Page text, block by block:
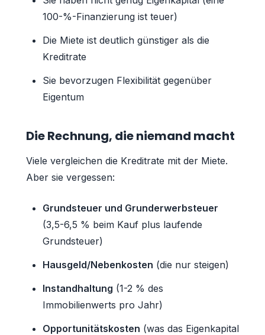
100-%-Finanzierung ist teuer)
Die Miete ist deutlich günstiger als die
Kreditrate
Sie bevorzugen Flexibilität gegenüber
Eigentum
Die Rechnung, die niemand macht
Viele vergleichen die Kreditrate mit der Miete.
Aber sie vergessen:
Grundsteuer und Grunderwerbsteuer
(3,5-6,5 % beim Kauf plus laufende
Grundsteuer)
Hausgeld/Nebenkosten (die nur steigen)
Instandhaltung (1-2 % des
Immobilienwerts pro Jahr)
Opportunitätskosten (was das Eigenkapital